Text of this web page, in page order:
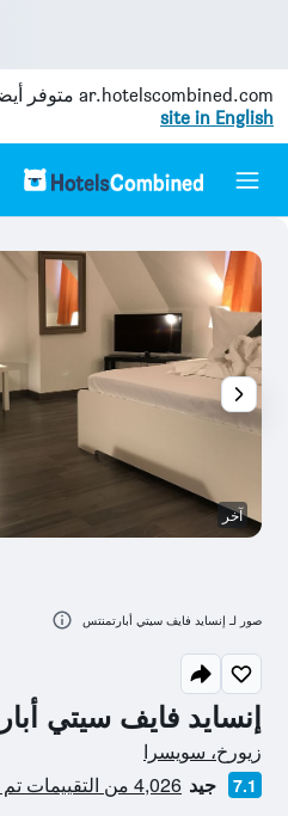
ar.hotelscombined.com متوفر
site in English
إنسايد فايف سيتي
تقييم فئة 0
زيورخ، سويسرا
7.1 جيد 4,026 من التقييمات تم التحقق منها
آخر
صور لـ إنسايد فايف سيتي أبارتمنتس